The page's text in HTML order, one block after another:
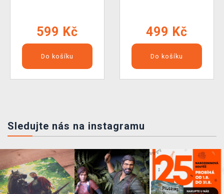
599 Kč
Do košíku
499 Kč
Do košíku
Sledujte nás na instagramu